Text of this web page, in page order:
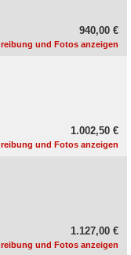
940,00 €
und Fotos anzeigen
1.002,50 €
und Fotos anzeigen
1.127,00 €
und Fotos anzeigen